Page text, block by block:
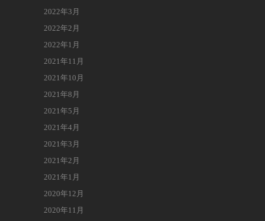
2022年3月
2022年2月
2022年1月
2021年11月
2021年10月
2021年8月
2021年5月
2021年4月
2021年3月
2021年2月
2021年1月
2020年12月
2020年11月